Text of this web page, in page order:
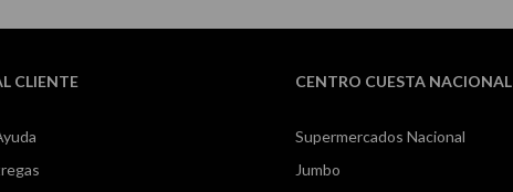
CLIENTE CENTRO CUESTA NACIONAL
Supermercados Nacional
Jumbo